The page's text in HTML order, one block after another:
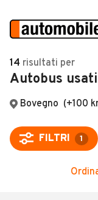
Auto
Auto usate
Auto Km 0
Auto Nuove
Noleggio a
VENDI
MAGAZINE
ACCEDI
14 risultati per
Autobus
Bovegno (+100
FILTRI 1